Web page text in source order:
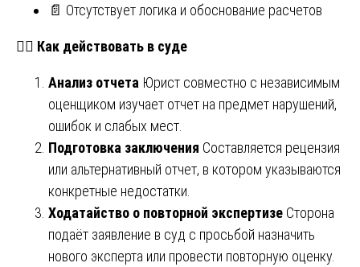
📄 Отсутствует логика и обоснование расчетов
🧑 Как действовать в суде
Анализ отчета Юрист совместно с независимым
оценщиком изучает отчет на предмет нарушений,
ошибок и слабых мест.
Подготовка заключения Составляется рецензия
или альтернативный отчет, в котором указываются
конкретные недостатки.
Ходатайство о повторной экспертизе Сторона
подаёт заявление в суд с просьбой назначить
нового эксперта или провести повторную оценку.